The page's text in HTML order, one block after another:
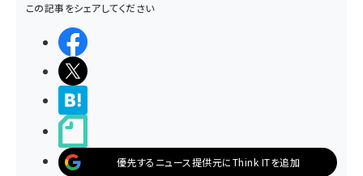
この記事をシェアしてください
優先するニュース提供元にThink ITを追加